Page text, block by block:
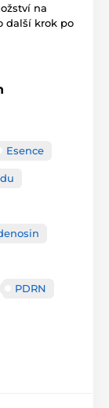
na
další krok po
Esence
PDRN